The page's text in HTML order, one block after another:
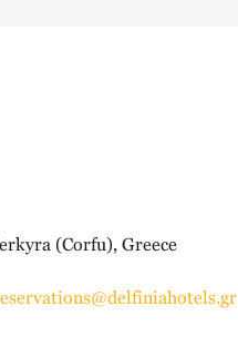
(Corfu), Greece